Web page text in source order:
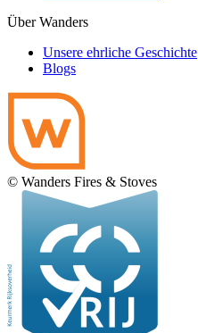
Über Wanders
Unsere ehrliche Geschichte
Blogs
© Wanders Fires & Stoves